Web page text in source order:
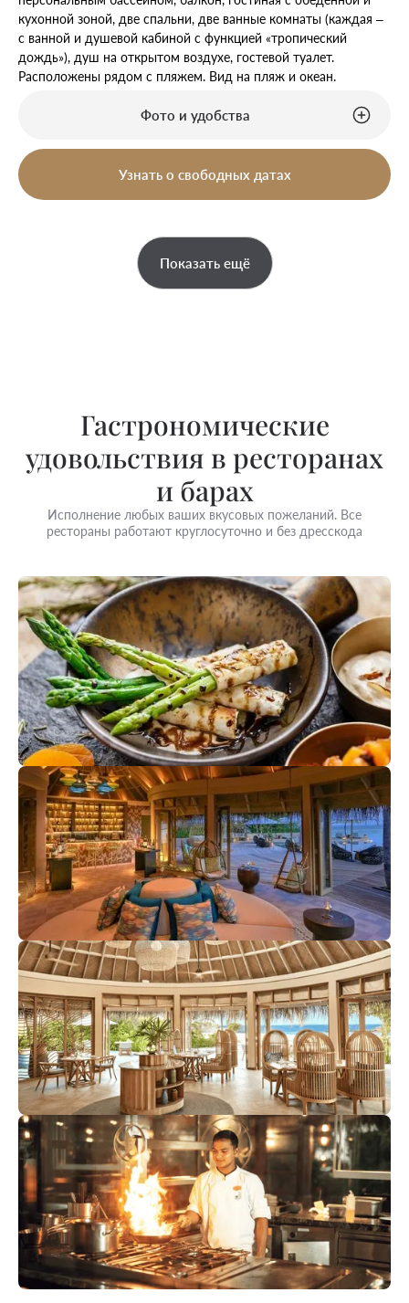
кухонной зоной, две спальни, две ванные комнаты (каждая –
с ванной и душевой кабиной с функцией «тропический
дождь»), душ на открытом воздухе, гостевой туалет.
Расположены рядом с пляжем. Вид на пляж и океан.
Фото и удобства
Узнать о свободных датах
Показать ещё
Гастрономические
удовольствия в ресторанах
и барах
Исполнение любых ваших вкусовых пожеланий. Все
рестораны работают круглосуточно и без дресскода
Ananda Courmet Ayuverveda
Cuisine
Ресторан аюрведической кухни. Специально
составленное меню включает шесть основных вкусов
пищи, жизненно важных для здоровья и энергии.
Naiboli
Идеальный лаундж у бассейна с приятным выбором
напитков и закусок. В течение всего дня подают
бесплатные вкуснейшие канапе прямо к вашим
шезлонгам.
Thyme
Светлый и просторный пляжный ресторан.. Обилие
изысканного угощения, которое дарит удовольствие от
каждого кусочка. Местные и интернациональные
блюда в самом лучшем исполнении.